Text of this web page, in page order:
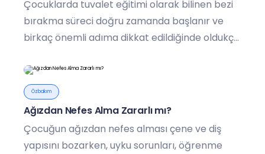
Çocuklarda tuvalet eğitimi olarak bilinen bezi
bırakma süreci doğru zamanda başlanır ve
birkaç önemli adıma dikkat edildiğinde oldukça
Özbakım
Ağızdan Nefes Alma Zararlı mı?
Çocuğun ağızdan nefes alması çene ve diş
yapısını bozarken, uyku sorunları, öğrenme